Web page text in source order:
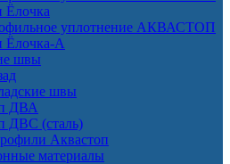
Ёлочка
уплотнение АКВАСТОП
Ёлочка-А
швы
швы
ДВА
ДВС (сталь)
Аквастоп
материалы